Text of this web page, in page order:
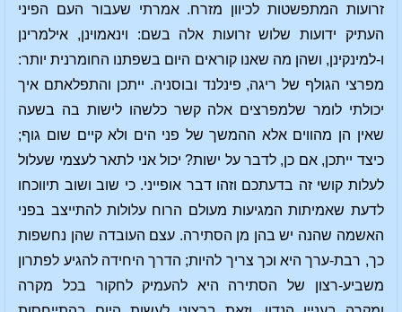
זרועות המתפשטות לכיוון מזרח. אמרתי שעבור העם הפיני
העתיק ידועות שלוש זרועות אלה בשם: וינאמוינן, אילמרינן
ו-למינקינן, ושהן מה שאנו קוראים היום בשפתנו החומרנית יותר:
מפרצי הגולף של ריגה, פינלנד ובוסניה. ייתכן והתפלאתם איך
יכולתי לומר שלמפרצים אלה קשר כלשהו לישות בה בשעה
שאין הן מהווים אלא ההמשך של פני הים ולא קיים שום גוף;
כיצד ייתכן, אם כן, לדבר על ישות? יכול אני לתאר לעצמי שעלול
לעלות קושי זה בדעתכם וזהו דבר אופייני. כי שוב ושוב תיווכחו
לדעת שאמיתות המגיעות מעולם הרוח עלולות להתייצב בפני
האשמה שהנה יש בהן מן הסתירה. עצם העובדה שהן נחשפות
כך, רבת-ערך היא וכך צריך להיות; הדרך היחידה להגיע לפתרון
משביע-רצון של הסתירה היא להעמיק לחקור בכל מקרה